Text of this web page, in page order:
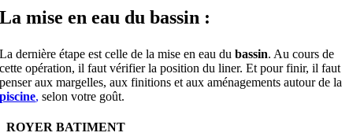
La mise en eau du bassin :
La dernière étape est celle de la mise en eau dubassin. Au cours de
cette opération, il faut vérifier la position du liner. Et pour finir, il faut
penser aux margelles, aux finitions et aux aménagements autour de la
piscine, selon votre goût.
ROYER BATIMENT